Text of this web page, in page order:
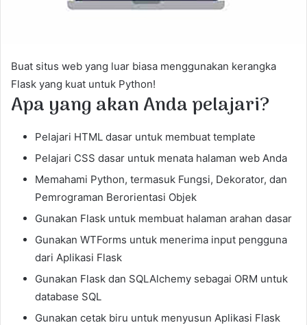
Buat situs web yang luar biasa menggunakan kerangka
Flask yang kuat untuk Python!
Apa yang akan Anda pelajari?
Pelajari HTML dasar untuk membuat template
Pelajari CSS dasar untuk menata halaman web Anda
Memahami Python, termasuk Fungsi, Dekorator, dan
Pemrograman Berorientasi Objek
Gunakan Flask untuk membuat halaman arahan dasar
Gunakan WTForms untuk menerima input pengguna
dari Aplikasi Flask
Gunakan Flask dan SQLAlchemy sebagai ORM untuk
database SQL
Gunakan cetak biru untuk menyusun Aplikasi Flask